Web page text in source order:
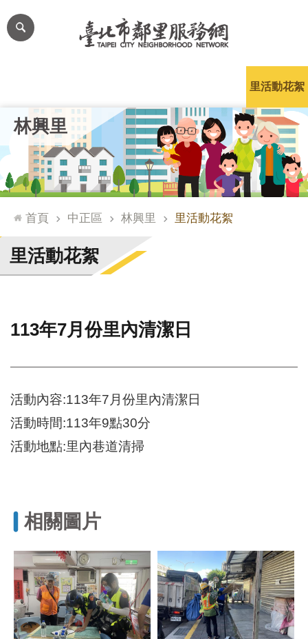
跳到主要內容區塊
網
站
台
通
臺
北
市
門
整
檢
索
系
資
產
北
市
區
里
林興里
里活動花絮
首頁 中正區 林興里 里活動花絮
里活動花絮
113年7月份里內清潔日
活動內容:113年7月份里內清潔日
活動時間:113年9點30分
活動地點:里內巷道清掃
相關圖片